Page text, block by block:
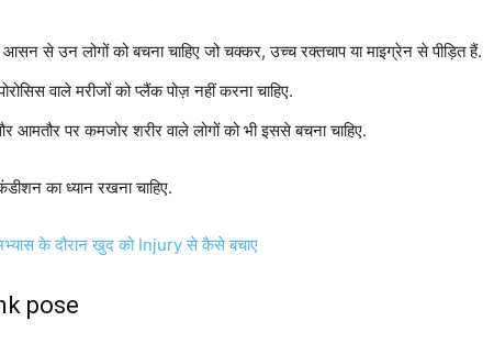
से उन लोगों को बचना चाहिए जो चक्कर, उच्च रक्तचाप या माइग्रेन से पीड़ित हैं.
वाले मरीजों को प्लैंक पोज़ नहीं करना चाहिए.
आमतौर पर कमजोर शरीर वाले लोगों को भी इससे बचना चाहिए.
का ध्यान रखना चाहिए.
के दौरान खुद को Injury से कैसे बचाए
pose